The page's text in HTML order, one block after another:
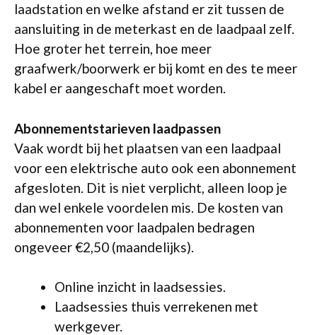
laadstation en welke afstand er zit tussen de
aansluiting in de meterkast en de laadpaal zelf.
Hoe groter het terrein, hoe meer
graafwerk/boorwerk er bij komt en des te meer
kabel er aangeschaft moet worden.
Abonnementstarieven laadpassen
Vaak wordt bij het plaatsen van een laadpaal
voor een elektrische auto ook een abonnement
afgesloten. Dit is niet verplicht, alleen loop je
dan wel enkele voordelen mis. De kosten van
abonnementen voor laadpalen bedragen
ongeveer €2,50 (maandelijks).
Online inzicht in laadsessies.
Laadsessies thuis verrekenen met
werkgever.